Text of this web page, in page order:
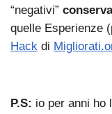
“negativi”
quelle Esperienze
Hack di
P.S: io per anni ho